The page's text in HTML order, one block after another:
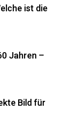
ist die
Jahren –
Bild für